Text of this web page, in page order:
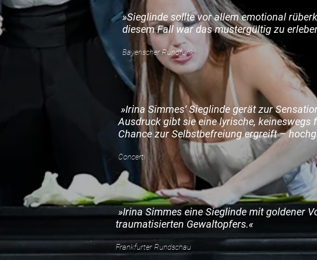
»Sieglinde sollte vor allem emotional
diesem Fall war das mustergültig zu
Bayerischer Rundfunk
»Irina Simmes‘ Sieglinde gerät zur
Ausdruck gibt sie eine lyrische,
Chance zur Selbstbefreiung ergreift –
Concerti
»Irina Simmes eine Sieglinde mit goldener
traumatisierten Gewaltopfers.«
Frankfurter Rundschau